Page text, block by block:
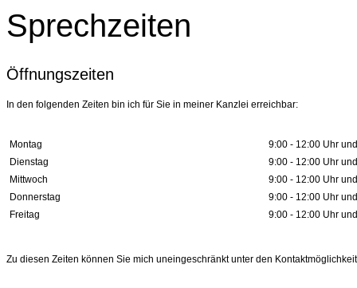
Sprechzeiten
Öffnungszeiten
In den folgenden Zeiten bin ich für Sie in meiner Kanzlei erreichbar:
Montag
9:00 - 12:00 Uhr
Dienstag
9:00 - 12:00 Uhr
Mittwoch
9:00 - 12:00 Uhr
Donnerstag
9:00 - 12:00 Uhr
Freitag
9:00 - 12:00 Uhr
Zu diesen Zeiten können Sie mich uneingeschränkt unter den